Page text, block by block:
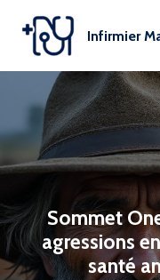
contenu
Infirmier
Sommet
agressions
santé